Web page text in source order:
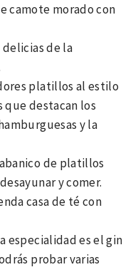
camote morado con
delicias de la
platillos al estilo
destacan los
y la
de platillos
y comer.
casa de té con
especialidad es el gin
probar varias